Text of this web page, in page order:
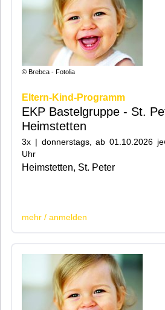
© Brebca - Fotolia
Eltern-Kind-Programm
EKP Bastelgruppe - St.
Heimstetten
3x | donnerstags, ab 01.10.2026
Uhr
Heimstetten, St. Peter
mehr / anmelden